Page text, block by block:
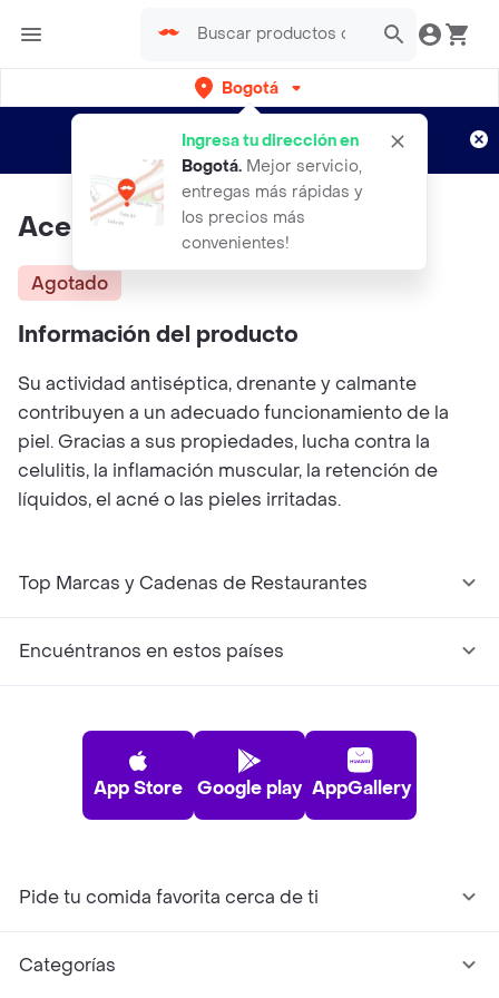
Bogotá
Ingresa tu dirección en
Bogotá. Mejor servicio,
entregas más rápidas y
los precios más
convenientes!
envíos gratis por semanas
Aplican TyC
Aceite De Naranja Yoma 250cc
Agotado
Información del producto
Su actividad antiséptica, drenante y calmante
contribuyen a un adecuado funcionamiento de la
piel. Gracias a sus propiedades, lucha contra la
celulitis, la inflamación muscular, la retención de
líquidos, el acné o las pieles irritadas.
Top Marcas y Cadenas de Restaurantes
Encuéntranos en estos países
App Store Google play AppGallery
Pide tu comida favorita cerca de ti
Categorías